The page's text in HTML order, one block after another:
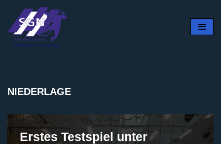
Zum
Inhalt
NIEDERLAGE
Erstes Testspiel unter